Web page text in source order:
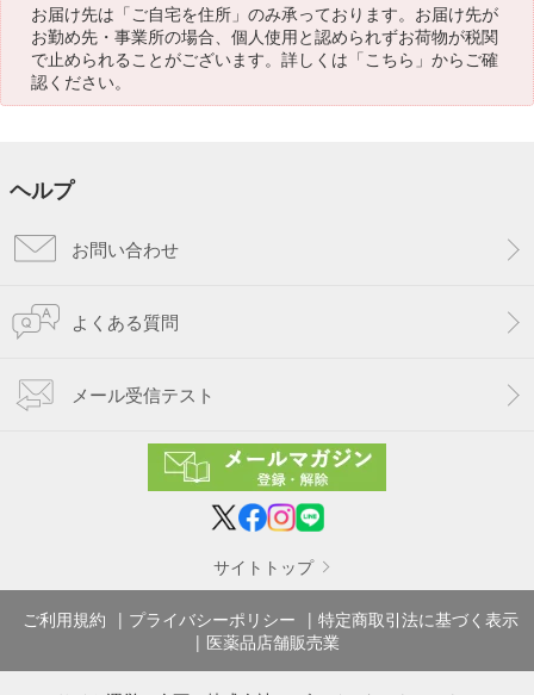
お届け先は「ご自宅を住所」のみ承っております。お届け先が
お勤め先・事業所の場合、個人使用と認められずお荷物が税関
で止められることがございます。詳しくは「こちら 」からご確
認ください。
ヘルプ
お問い合わせ
よくある質問
メール受信テスト
サイトトップ
ご利用規約 プライバシーポリシー
特定商取引法に基づく表示
医薬品店舗販売業